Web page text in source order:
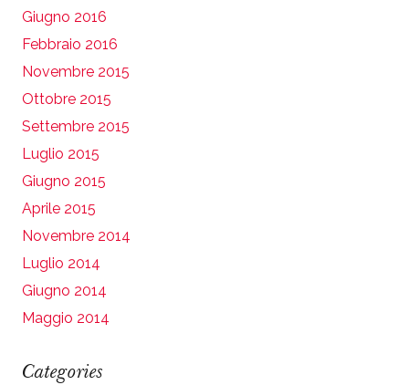
Giugno 2016
Febbraio 2016
Novembre 2015
Ottobre 2015
Settembre 2015
Luglio 2015
Giugno 2015
Aprile 2015
Novembre 2014
Luglio 2014
Giugno 2014
Maggio 2014
Categories